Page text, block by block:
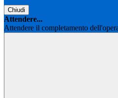
Chiudi
Attendere...
Attendere il completamento